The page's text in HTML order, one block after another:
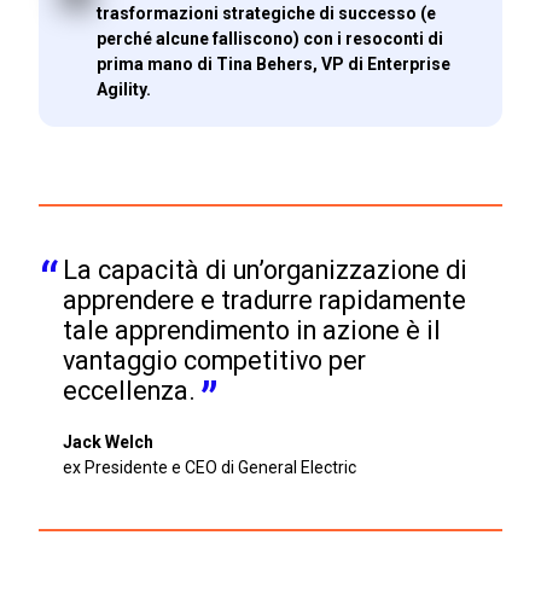
trasformazioni strategiche di successo (e
perché alcune falliscono) con i resoconti di
prima mano di Tina Behers, VP di Enterprise
Agility.
La capacità di un’organizzazione di
apprendere e tradurre rapidamente
tale apprendimento in azione è il
vantaggio competitivo per
eccellenza.
Jack Welch
ex Presidente e CEO di General Electric